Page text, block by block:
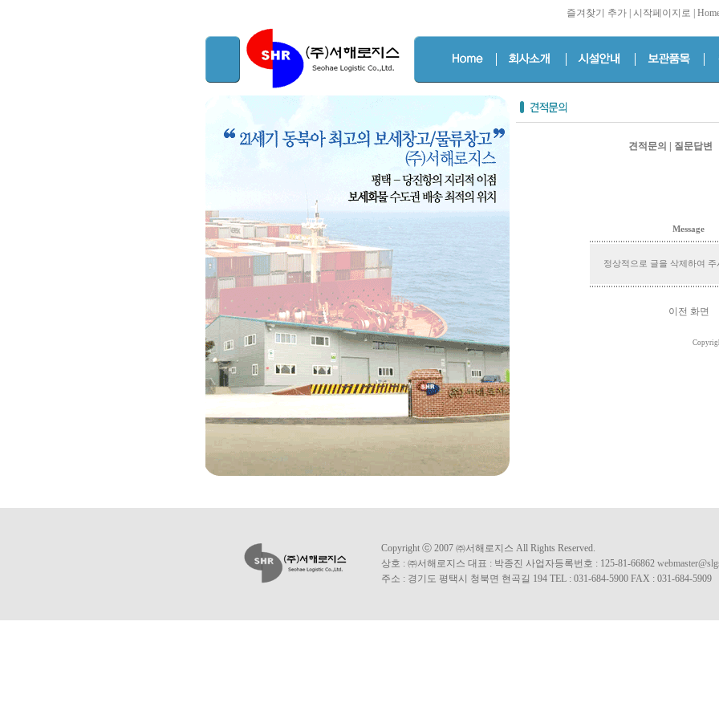
즐겨찾기 추가 시작페이지로
견적문의 질문답변
Message
정상적으로 글을 삭제하여 주
이전 화면
Copyright ⓒ 2007 ㈜서해로지스 All Rights Reserved.
상호 : ㈜서해로지스 대표 : 박종진 사업자등록번호 : 125-81-66862
주소 : 경기도 평택시 청북면 현곡길 194 TEL : 031-684-5900 FAX : 031-684-5909